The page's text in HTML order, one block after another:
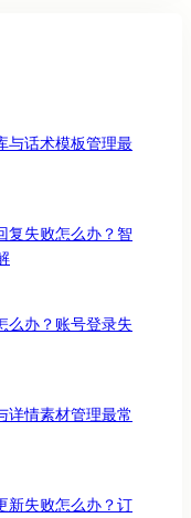
与话术模板管理最
复失败怎么办？智
么办？账号登录失
详情素材管理最常
新失败怎么办？订